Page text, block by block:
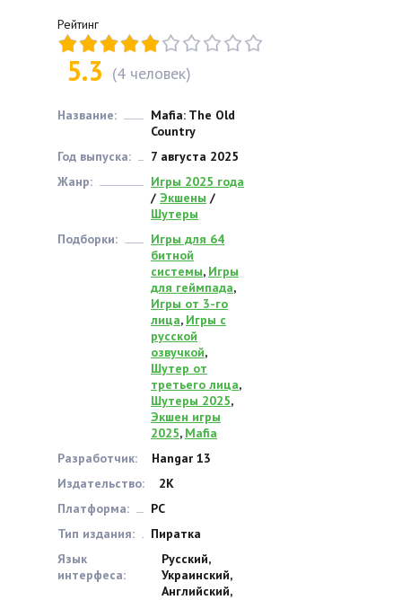
Рейтинг
5.3 (4 человек)
Название:
Mafia: The Old
Country
Год выпуска:
7 августа 2025
Жанр:
Игры 2025 года
/ Экшены /
Шутеры
Подборки:
Игры для 64
битной
системы, Игры
для геймпада,
Игры от 3-го
лица, Игры с
русской
озвучкой,
Шутер от
третьего лица,
Шутеры 2025,
Экшен игры
2025, Mafia
Разработчик:
Hangar 13
Издательство:
2K
Платформа:
PC
Тип издания:
Пиратка
Язык
интерфеса:
Русский,
Украинский,
Английский,